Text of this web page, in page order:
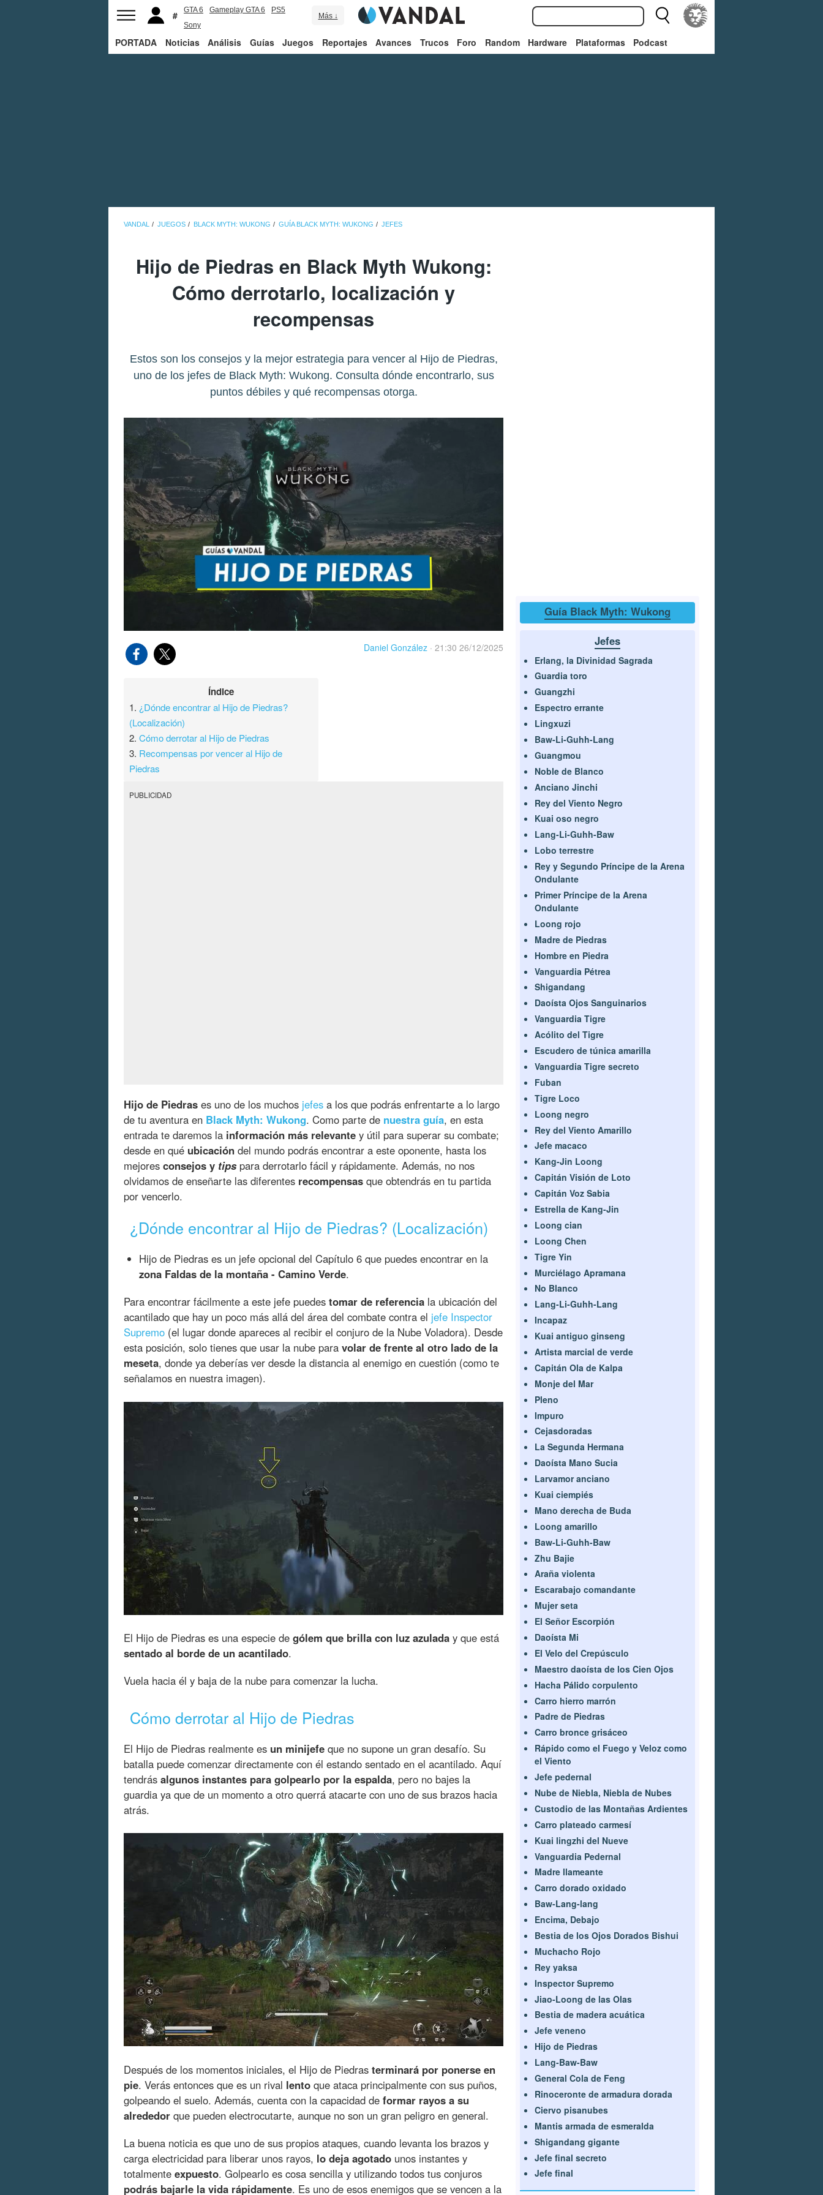
GTA 6 Gameplay GTA 6
PS5
Sony
Más ↓
PORTADA Noticias Análisis Guías Juegos Reportajes Avances Trucos Foro Random Hardware Plataformas Podcast
VANDAL JUEGOS BLACK MYTH: WUKONG GUÍA BLACK MYTH: WUKONG JEFES
Hijo de Piedras en Black Myth Wukong:
Cómo derrotarlo, localización y
recompensas
Estos son los consejos y la mejor estrategia para vencer al Hijo de Piedras,
uno de los jefes de Black Myth: Wukong. Consulta dónde encontrarlo, sus
puntos débiles y qué recompensas otorga.
Daniel González · 21:30 26/12/2025
Índice
1. ¿Dónde encontrar al Hijo de Piedras?
(Localización)
2.Cómo derrotar al Hijo de Piedras
3. Recompensas por vencer al Hijo de
Piedras
PUBLICIDAD
Hijo de Piedras es uno de los muchos jefes a los que podrás enfrentarte a lo largo
de tu aventura en Black Myth: Wukong. Como parte de nuestra guía, en esta
entrada te daremos la información más relevante y útil para superar su combate;
desde en qué ubicación del mundo podrás encontrar a este oponente, hasta los
mejores consejos y tipspara derrotarlo fácil y rápidamente. Además, no nos
olvidamos de enseñarte las diferentes recompensas que obtendrás en tu partida
por vencerlo.
¿Dónde encontrar al Hijo de Piedras? (Localización)
Hijo de Piedras es un jefe opcional del Capítulo 6 que puedes encontrar en la
zona Faldas de la montaña - Camino Verde.
Para encontrar fácilmente a este jefe puedes tomar de referencia la ubicación del
acantilado que hay un poco más allá del área del combate contra el jefe Inspector
Supremo (el lugar donde apareces al recibir el conjuro de la Nube Voladora). Desde
esta posición, solo tienes que usar la nube para volar de frente al otro lado de la
meseta, donde ya deberías ver desde la distancia al enemigo en cuestión (como te
señalamos en nuestra imagen).
El Hijo de Piedras es una especie de gólem que brilla con luz azulada y que está
sentado al borde de un acantilado.
Vuela hacia él y baja de la nube para comenzar la lucha.
Cómo derrotar al Hijo de Piedras
El Hijo de Piedras realmente es un minijefe que no supone un gran desafío. Su
batalla puede comenzar directamente con él estando sentado en el acantilado. Aquí
tendrás algunos instantes para golpearlo por la espalda, pero no bajes la
guardia ya que de un momento a otro querrá atacarte con uno de sus brazos hacia
atrás.
Después de los momentos iniciales, el Hijo de Piedras terminará por ponerse en
pie. Verás entonces que es un rival lento que ataca principalmente con sus puños,
golpeando el suelo. Además, cuenta con la capacidad de formar rayos a su
alrededor que pueden electrocutarte, aunque no son un gran peligro en general.
La buena noticia es que uno de sus propios ataques, cuando levanta los brazos y
carga electricidad para liberar unos rayos, lo deja agotado unos instantes y
totalmente expuesto. Golpearlo es cosa sencilla y utilizando todos tus conjuros
podrás bajarle la vida rápidamente. Es uno de esos enemigos que se vencen a la
Guía Black Myth: Wukong
Jefes
Erlang, la Divinidad Sagrada
Guardia toro
Guangzhi
Espectro errante
Lingxuzi
Baw-Li-Guhh-Lang
Guangmou
Noble de Blanco
Anciano Jinchi
Rey del Viento Negro
Kuai oso negro
Lang-Li-Guhh-Baw
Lobo terrestre
Rey y Segundo Príncipe de la Arena
Ondulante
Primer Príncipe de la Arena
Ondulante
Loong rojo
Madre de Piedras
Hombre en Piedra
Vanguardia Pétrea
Shigandang
Daoísta Ojos Sanguinarios
Vanguardia Tigre
Acólito del Tigre
Escudero de túnica amarilla
Vanguardia Tigre secreto
Fuban
Tigre Loco
Loong negro
Rey del Viento Amarillo
Jefe macaco
Kang-Jin Loong
Capitán Visión de Loto
Capitán Voz Sabia
Estrella de Kang-Jin
Loong cian
Loong Chen
Tigre Yin
Murciélago Apramana
No Blanco
Lang-Li-Guhh-Lang
Incapaz
Kuai antiguo ginseng
Artista marcial de verde
Capitán Ola de Kalpa
Monje del Mar
Pleno
Impuro
Cejasdoradas
La Segunda Hermana
Daoísta Mano Sucia
Larvamor anciano
Kuai ciempiés
Mano derecha de Buda
Loong amarillo
Baw-Li-Guhh-Baw
Zhu Bajie
Araña violenta
Escarabajo comandante
Mujer seta
El Señor Escorpión
Daoísta Mi
El Velo del Crepúsculo
Maestro daoísta de los Cien Ojos
Hacha Pálido corpulento
Carro hierro marrón
Padre de Piedras
Carro bronce grisáceo
Rápido como el Fuego y Veloz como
el Viento
Jefe pedernal
Nube de Niebla, Niebla de Nubes
Custodio de las Montañas Ardientes
Carro plateado carmesí
Kuai lingzhi del Nueve
Vanguardia Pedernal
Madre llameante
Carro dorado oxidado
Baw-Lang-lang
Encima, Debajo
Bestia de los Ojos Dorados Bishui
Muchacho Rojo
Rey yaksa
Inspector Supremo
Jiao-Loong de las Olas
Bestia de madera acuática
Jefe veneno
Hijo de Piedras
Lang-Baw-Baw
General Cola de Feng
Rinoceronte de armadura dorada
Ciervo pisanubes
Mantis armada de esmeralda
Shigandang gigante
Jefe final secreto
Jefe final